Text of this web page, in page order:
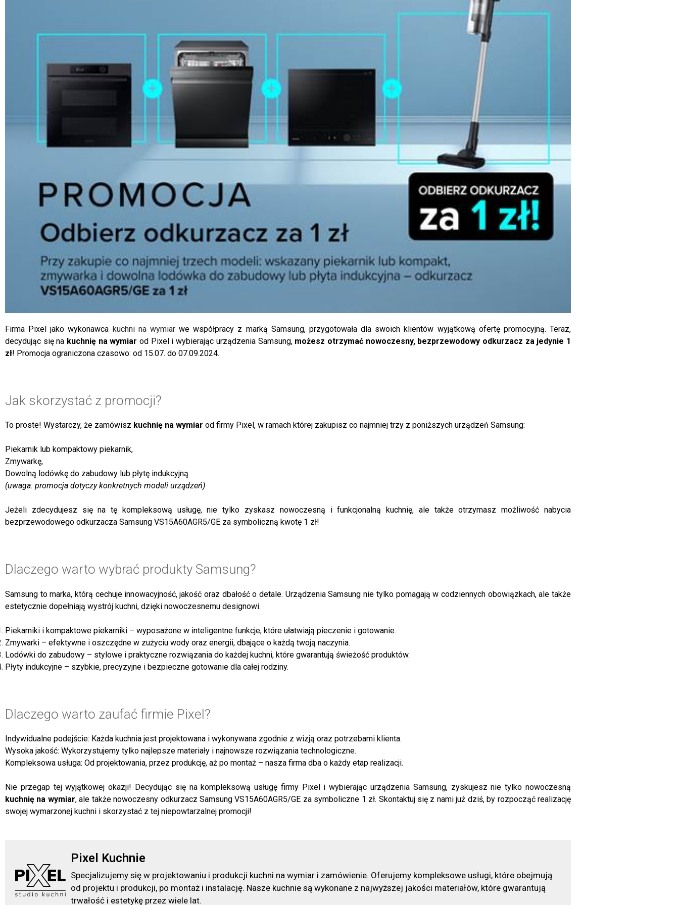
Firma Pixel jako wykonawca kuchni na wymiarwe współpracy z marką Samsung, przygotowała dla swoich klientów wyjątkową ofertę promocyjną. Teraz,
decydując się na kuchnię na wymiar od Pixel i wybierając urządzenia Samsung, możesz otrzymać nowoczesny, bezprzewodowy odkurzacz za jedynie 1
zł! Promocja ograniczona czasowo: od 15.07. do 07.09.2024.
Jak skorzystać z promocji?
To proste! Wystarczy, że zamówisz kuchnię na wymiar od firmy Pixel, w ramach której zakupisz co najmniej trzy z poniższych urządzeń Samsung:
Piekarnik lub kompaktowy piekarnik,
Zmywarkę,
Dowolną lodówkę do zabudowy lub płytę indukcyjną.
(uwaga: promocja dotyczy konkretnych modeli urządzeń)
Jeżeli zdecydujesz się na tę kompleksową usługę, nie tylko zyskasz nowoczesną i funkcjonalną kuchnię, ale także otrzymasz możliwość nabycia
bezprzewodowego odkurzacza Samsung VS15A60AGR5/GE za symboliczną kwotę 1 zł!
Dlaczego warto wybrać produkty Samsung?
Samsung to marka, którą cechuje innowacyjność, jakość oraz dbałość o detale. Urządzenia Samsung nie tylko pomagają w codziennych obowiązkach, ale także
estetycznie dopełniają wystrój kuchni, dzięki nowoczesnemu designowi.
Piekarniki i kompaktowe piekarniki – wyposażone w inteligentne funkcje, które ułatwiają pieczenie i gotowanie.
Zmywarki – efektywne i oszczędne w zużyciu wody oraz energii, dbające o każdą twoją naczynia.
Lodówki do zabudowy – stylowe i praktyczne rozwiązania do każdej kuchni, które gwarantują świeżość produktów.
Płyty indukcyjne – szybkie, precyzyjne i bezpieczne gotowanie dla całej rodziny.
Dlaczego warto zaufać firmie Pixel?
Indywidualne podejście: Każda kuchnia jest projektowana i wykonywana zgodnie z wizją oraz potrzebami klienta.
Wysoka jakość: Wykorzystujemy tylko najlepsze materiały i najnowsze rozwiązania technologiczne.
Kompleksowa usługa: Od projektowania, przez produkcję, aż po montaż – nasza firma dba o każdy etap realizacji.
Nie przegap tej wyjątkowej okazji! Decydując się na kompleksową usługę firmy Pixel i wybierając urządzenia Samsung, zyskujesz nie tylko nowoczesną
kuchnię na wymiar, ale także nowoczesny odkurzacz Samsung VS15A60AGR5/GE za symboliczne 1 zł. Skontaktuj się z nami już dziś, by rozpocząć realizację
swojej wymarzonej kuchni i skorzystać z tej niepowtarzalnej promocji!
Pixel Kuchnie
Specjalizujemy się w projektowaniu i produkcji kuchni na wymiar i zamówienie. Oferujemy kompleksowe usługi, które obejmują
od projektu i produkcji, po montaż i instalację. Nasze kuchnie są wykonane z najwyższej jakości materiałów, które gwarantują
trwałość i estetykę przez wiele lat.